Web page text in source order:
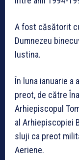
A fost căsătorit
Dumnezeu
Iustina.
În luna ianuarie a
preot, de către
Arhiepiscopul
al Arhiepiscopiei
sluji ca preot
Aeriene.